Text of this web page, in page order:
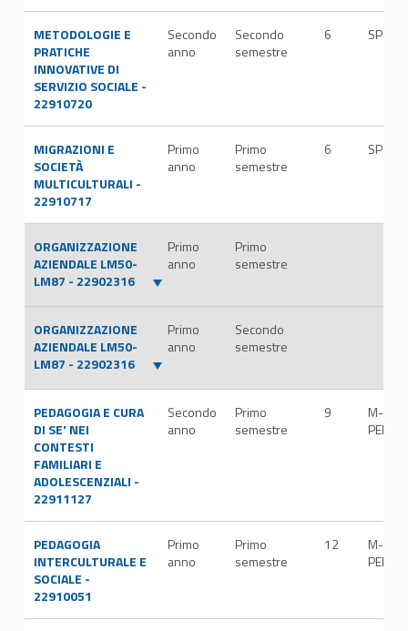
METODOLOGIE E
PRATICHE
INNOVATIVE DI
SERVIZIO SOCIALE -
22910720
Secondo
anno
Secondo
semestre
6 SPS/
MIGRAZIONI E
SOCIETÀ
MULTICULTURALI -
22910717
Primo
anno
Primo
semestre
6 SPS/
ORGANIZZAZIONE
AZIENDALE LM50-
LM87 - 22902316
Primo
anno
Primo
semestre
ORGANIZZAZIONE
AZIENDALE LM50-
LM87 - 22902316
Primo
anno
Secondo
semestre
PEDAGOGIA E CURA
DI SE' NEI
CONTESTI
FAMILIARI E
ADOLESCENZIALI -
22911127
Secondo
anno
Primo
semestre
9
M-
PED/
PEDAGOGIA
INTERCULTURALE E
SOCIALE -
22910051
Primo
anno
Primo
semestre
12
M-
PED/